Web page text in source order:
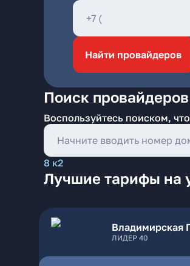
Найти провайдеров
Поиск
Воспользуйтесь поиском,
8 к2
Лучшие тарифы на
Владимирская
ЛИДЕР 40